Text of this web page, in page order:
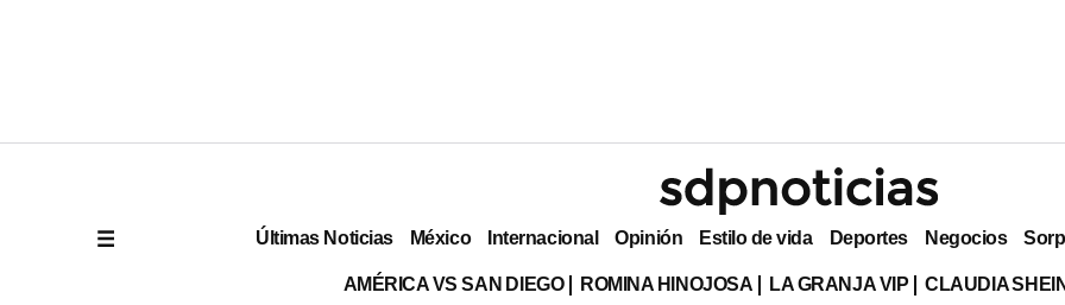
Últimas Noticias México Internacional Opinión Estilo de vida Deportes Negocios
AMÉRICA VS SAN DIEGO ROMINA HINOJOSA LA GRANJA VIP CLAUDIA